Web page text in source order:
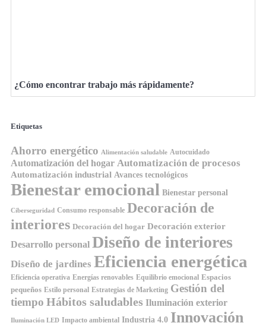
¿Cómo encontrar trabajo más rápidamente?
Etiquetas
Ahorro energético Alimentación saludable Autocuidado
Automatización del hogar Automatización de procesos
Automatización industrial Avances tecnológicos
Bienestar emocional Bienestar personal
Ciberseguridad Consumo responsable Decoración de
interiores Decoración del hogar Decoración exterior
Desarrollo personal Diseño de interiores
Diseño de jardines Eficiencia energética
Eficiencia operativa Energías renovables Equilibrio emocional Espacios
pequeños Estilo personal Estrategias de Marketing Gestión del
tiempo Hábitos saludables Iluminación exterior
Iluminación LED Impacto ambiental Industria 4.0 Innovación